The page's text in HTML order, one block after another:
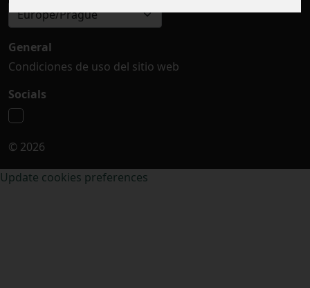
Europe/Prague
General
Condiciones de uso del sitio web
Socials
© 2026
Update cookies preferences